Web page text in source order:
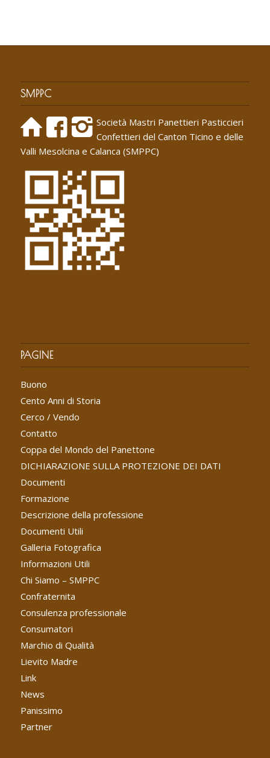
SMPPC
Società Mastri Panettieri Pasticcieri
Confettieri del Canton Ticino e delle
Valli Mesolcina e Calanca (SMPPC)
PAGINE
Buono
Cento Anni di Storia
Cerco / Vendo
Contatto
Coppa del Mondo del Panettone
DICHIARAZIONE SULLA PROTEZIONE DEI DATI
Documenti
Formazione
Descrizione della professione
Documenti Utili
Galleria Fotografica
Informazioni Utili
Chi Siamo – SMPPC
Confraternita
Consulenza professionale
Consumatori
Marchio di Qualità
Lievito Madre
Link
News
Panissimo
Partner